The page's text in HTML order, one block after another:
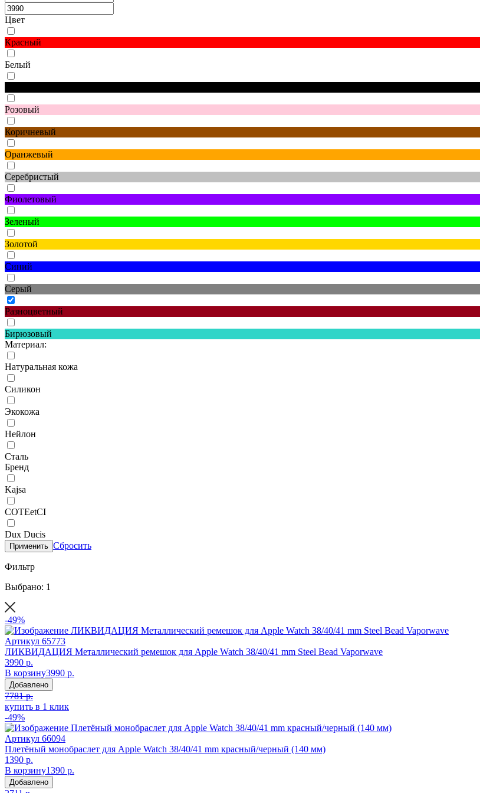
Цвет
Красный
Белый
Розовый
Коричневый
Оранжевый
Серебристый
Фиолетовый
Зеленый
Золотой
Синий
Серый
Разноцветный
Бирюзовый
Материал:
Натуральная кожа
Силикон
Экокожа
Нейлон
Сталь
Бренд
Kajsa
COTEetCI
Dux Ducis
Применить Сбросить
Фильтр
Выбрано: 1
-49%
Артикул 65773
ЛИКВИДАЦИЯ Металлический ремешок для Apple Watch 38/40/41 mm Steel Bead Vaporwave
3990 р.
В корзину3990 р.
Добавлено
7781 р.
купить в 1 клик
-49%
Артикул 66094
Плетёный монобраслет для Apple Watch 38/40/41 mm красный/черный (140 мм)
1390 р.
В корзину1390 р.
Добавлено